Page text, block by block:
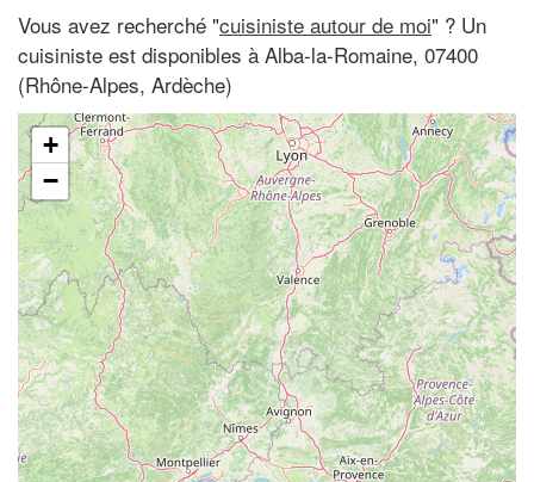
Vous avez recherché "cuisiniste autour de moi" ? Un
cuisiniste est disponibles à Alba-la-Romaine, 07400
(Rhône-Alpes, Ardèche)
+
−